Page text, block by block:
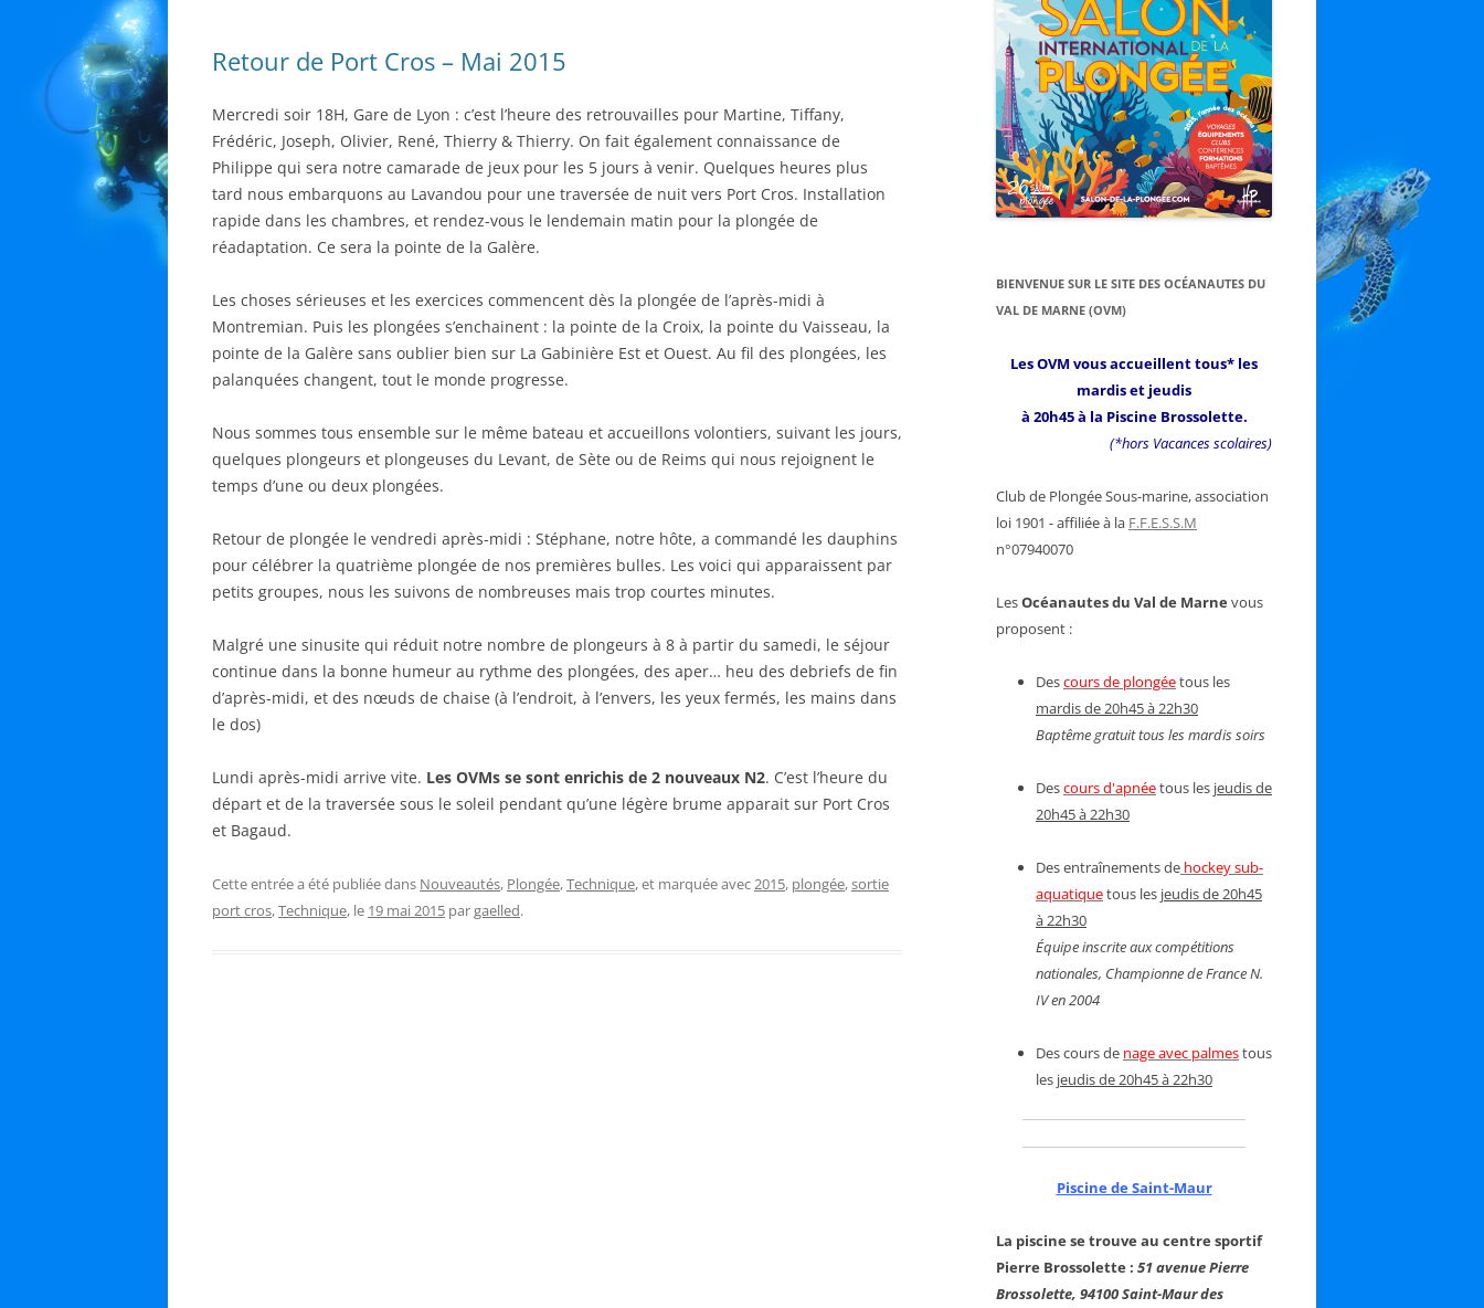
Retour de Port Cros – Mai 2015
Mercredi soir 18H, Gare de Lyon : c’est l’heure des retrouvailles pour Martine, Tiffany,
Frédéric, Joseph, Olivier, René, Thierry & Thierry. On fait également connaissance de
Philippe qui sera notre camarade de jeux pour les 5 jours à venir. Quelques heures plus
tard nous embarquons au Lavandou pour une traversée de nuit vers Port Cros. Installation
rapide dans les chambres, et rendez-vous le lendemain matin pour la plongée de
réadaptation. Ce sera la pointe de la Galère.
Les choses sérieuses et les exercices commencent dès la plongée de l’après-midi à
Montremian. Puis les plongées s’enchainent : la pointe de la Croix, la pointe du Vaisseau, la
pointe de la Galère sans oublier bien sur La Gabinière Est et Ouest. Au fil des plongées, les
palanquées changent, tout le monde progresse.
Nous sommes tous ensemble sur le même bateau et accueillons volontiers, suivant les jours,
quelques plongeurs et plongeuses du Levant, de Sète ou de Reims qui nous rejoignent le
temps d’une ou deux plongées.
Retour de plongée le vendredi après-midi : Stéphane, notre hôte, a commandé les dauphins
pour célébrer la quatrième plongée de nos premières bulles. Les voici qui apparaissent par
petits groupes, nous les suivons de nombreuses mais trop courtes minutes.
Malgré une sinusite qui réduit notre nombre de plongeurs à 8 à partir du samedi, le séjour
continue dans la bonne humeur au rythme des plongées, des aper… heu des debriefs de fin
d’après-midi, et des nœuds de chaise (à l’endroit, à l’envers, les yeux fermés, les mains dans
le dos)
Lundi après-midi arrive vite. Les OVMs se sont enrichis de 2 nouveaux N2. C’est l’heure du
départ et de la traversée sous le soleil pendant qu’une légère brume apparait sur Port Cros
et Bagaud.
Cette entrée a été publiée dans Nouveautés, Plongée,Technique, et marquée avec 2015, plongée,sortie
port cros,Technique, le 19 mai 2015 pargaelled.
BIENVENUE SUR LE SITE DES OCÉANAUTES DU
VAL DE MARNE (OVM)
Les OVM vous accueillent tous* les
mardis et jeudis
à 20h45 à la Piscine Brossolette.
(*hors Vacances scolaires)
Club de Plongée Sous-marine, association
loi 1901 - affiliée à la F.F.E.S.S.M
n°07940070
LesOcéanautes du Val de Marne vous
proposent :
Descours de plongéetous les
mardis de 20h45 à 22h30
Baptême gratuit tous les mardis soirs
Descours d'apnéetous les jeudis de
20h45 à 22h30
Des entraînements de hockey sub-
aquatiquetous les jeudis de 20h45
à 22h30
Équipe inscrite aux compétitions
nationales, Championne de France N.
IV en 2004
Des cours de nage avec palmestous
les jeudis de 20h45 à 22h30
Piscine de Saint-Maur
La piscine se trouve au centre sportif
Pierre Brossolette : 51 avenue Pierre
Brossolette, 94100 Saint-Maur des